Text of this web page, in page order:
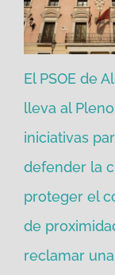
El PSOE de
lleva al
iniciativas
defender la
proteger el
de
reclamar una